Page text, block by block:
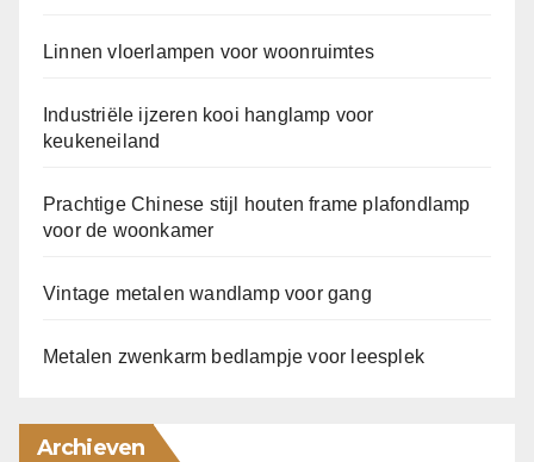
Linnen vloerlampen voor woonruimtes
Industriële ijzeren kooi hanglamp voor
keukeneiland
Prachtige Chinese stijl houten frame plafondlamp
voor de woonkamer
Vintage metalen wandlamp voor gang
Metalen zwenkarm bedlampje voor leesplek
Archieven